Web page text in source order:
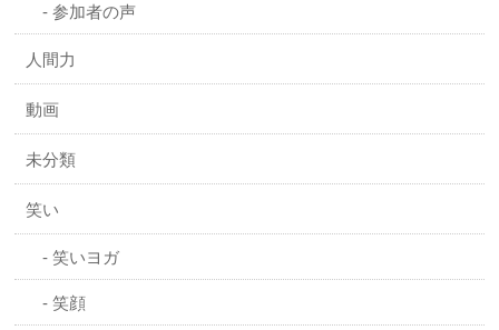
参加者の声
人間力
動画
未分類
笑い
笑いヨガ
笑顔